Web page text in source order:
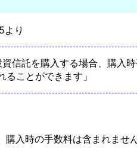
より
信託を購入する場合、購入
ことができます」
入時の手数料は含まれませ